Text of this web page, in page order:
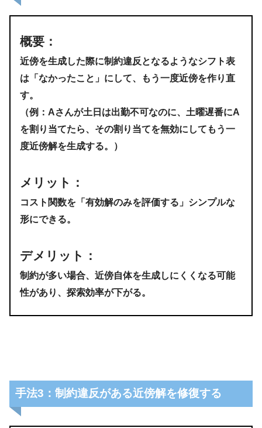
概要 ：
近傍を生成した際に制約違反となるようなシフト表
は「なかったこと」にして、もう一度近傍を作り直
す。
（例：Aさんが土日は出勤不可なのに、土曜遅番にA
を割り当てたら、その割り当てを無効にしてもう一
度近傍解を生成する。）
メリット ：
コスト関数を「有効解のみを評価する」シンプルな
形にできる。
デメリット ：
制約が多い場合、近傍自体を生成しにくくなる可能
性があり、探索効率が下がる。
手法3：制約違反がある近傍解を修復する